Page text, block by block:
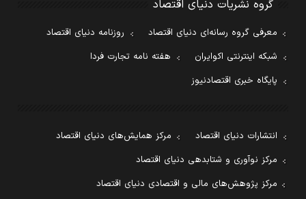
گروه نشریات دنیای اقتصاد
معرفی گروه رسانه‌ای دنیای اقتصاد
روزنامه دنیای اقتصاد
شبکه اینترنتی اکوایران
هفته نامه تجارت فردا
پایگاه خبری اقتصادنیوز
انتشارات دنیای اقتصاد
مرکز همایش‌های دنیای اقتصاد
مرکز نوآوری و شتابدهی دنیای اقتصاد
مرکز پژوهش‌های مالی و اقتصادی دنیای اقتصاد